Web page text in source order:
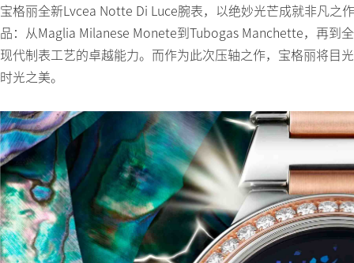
宝格丽全新Lvcea Notte Di Luce腕表，以绝妙光芒成就非凡之
品：从Maglia Milanese Monete到Tubogas Manchette，再到
现代制表工艺的卓越能力。而作为此次压轴之作，宝格丽将目
时光之美。